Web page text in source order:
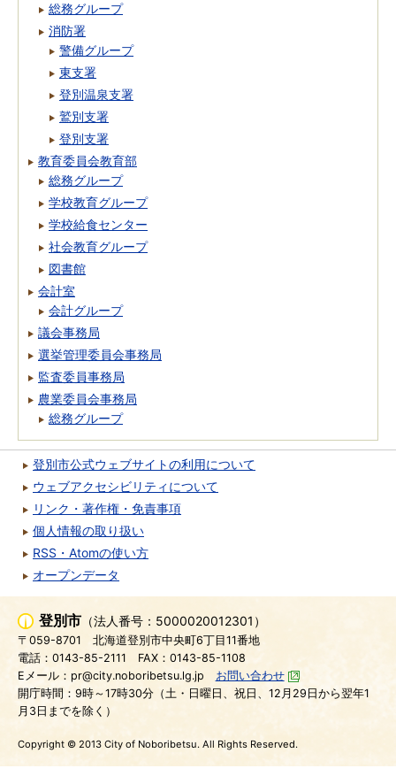
総務グループ
消防署
警備グループ
東支署
登別温泉支署
鷲別支署
登別支署
教育委員会教育部
総務グループ
学校教育グループ
学校給食センター
社会教育グループ
図書館
会計室
会計グループ
議会事務局
選挙管理委員会事務局
監査委員事務局
農業委員会事務局
総務グループ
登別市公式ウェブサイトの利用について
ウェブアクセシビリティについて
リンク・著作権・免責事項
個人情報の取り扱い
RSS・Atomの使い方
オープンデータ
登別市 （法人番号：5000020012301）
〒059-8701
北海道登別市中央町6丁目11番地
電話：0143-85-2111
FAX：0143-85-1108
Eメール：pr@city.noboribetsu.lg.jp
お問い合わせ
開庁時間：9時～17時30分（土・日曜日、祝日、12月29日から翌年1
月3日までを除く）
Copyright © 2013 City of Noboribetsu. All Rights Reserved.